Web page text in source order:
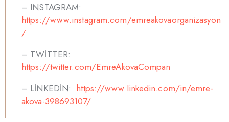
– INSTAGRAM:
https://www.instagram.com/emreakovaorganizasyon
/
– TWİTTER:
https://twitter.com/EmreAkovaCompan
– LİNKEDİN: https://www.linkedin.com/in/emre-
akova-398693107/